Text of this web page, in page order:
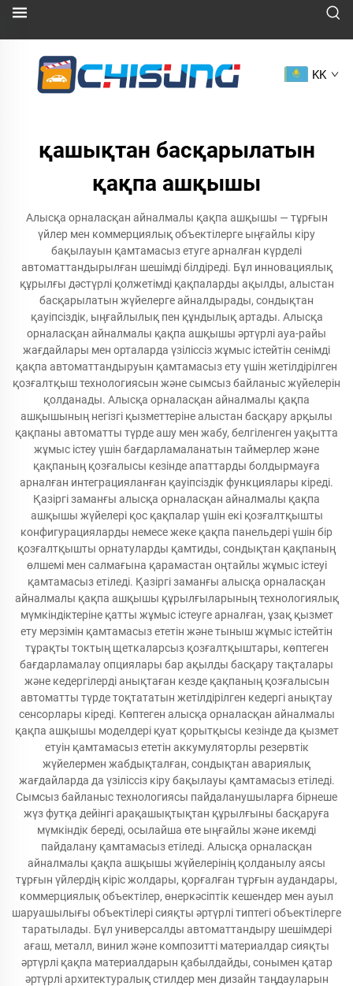
KK
қашықтан басқарылатын
қақпа ашқышы
Алысқа орналасқан айналмалы қақпа ашқышы — тұрғын
үйлер мен коммерциялық объектілерге ыңғайлы кіру
бақылауын қамтамасыз етуге арналған күрделі
автоматтандырылған шешімді білдіреді. Бұл инновациялық
құрылғы дәстүрлі қолжетімді қақпаларды ақылды, алыстан
басқарылатын жүйелерге айналдырады, сондықтан
қауіпсіздік, ыңғайлылық пен құндылық артады. Алысқа
орналасқан айналмалы қақпа ашқышы әртүрлі ауа-райы
жағдайлары мен орталарда үзіліссіз жұмыс істейтін сенімді
қақпа автоматтандыруын қамтамасыз ету үшін жетілдірілген
қозғалтқыш технологиясын және сымсыз байланыс жүйелерін
қолданады. Алысқа орналасқан айналмалы қақпа
ашқышының негізгі қызметтеріне алыстан басқару арқылы
қақпаны автоматты түрде ашу мен жабу, белгіленген уақытта
жұмыс істеу үшін бағдарламаланатын таймерлер және
қақпаның қозғалысы кезінде апаттарды болдырмауға
арналған интеграцияланған қауіпсіздік функциялары кіреді.
Қазіргі заманғы алысқа орналасқан айналмалы қақпа
ашқышы жүйелері қос қақпалар үшін екі қозғалтқышты
конфигурацияларды немесе жеке қақпа панельдері үшін бір
қозғалтқышты орнатуларды қамтиды, сондықтан қақпаның
өлшемі мен салмағына қарамастан оңтайлы жұмыс істеуі
қамтамасыз етіледі. Қазіргі заманғы алысқа орналасқан
айналмалы қақпа ашқышы құрылғыларының технологиялық
мүмкіндіктеріне қатты жұмыс істеуге арналған, ұзақ қызмет
ету мерзімін қамтамасыз ететін және тыныш жұмыс істейтін
тұрақты токтың щеткаларсыз қозғалтқыштары, көптеген
бағдарламалау опциялары бар ақылды басқару тақталары
және кедергілерді анықтаған кезде қақпаның қозғалысын
автоматты түрде тоқтататын жетілдірілген кедергі анықтау
сенсорлары кіреді. Көптеген алысқа орналасқан айналмалы
қақпа ашқышы моделдері қуат қорытқысы кезінде да қызмет
етуін қамтамасыз ететін аккумуляторлы резервтік
жүйелермен жабдықталған, сондықтан авариялық
жағдайларда да үзіліссіз кіру бақылауы қамтамасыз етіледі.
Сымсыз байланыс технологиясы пайдаланушыларға бірнеше
жүз футқа дейінгі арақашықтықтан құрылғыны басқаруға
мүмкіндік береді, осылайша өте ыңғайлы және икемді
пайдалану қамтамасыз етіледі. Алысқа орналасқан
айналмалы қақпа ашқышы жүйелерінің қолданылу аясы
тұрғын үйлердің кіріс жолдары, қорғалған тұрғын аудандары,
коммерциялық объектілер, өнеркәсіптік кешендер мен ауыл
шаруашылығы объектілері сияқты әртүрлі типтегі объектілерге
таратылады. Бұл универсалды автоматтандыру шешімдері
ағаш, металл, винил және композитті материалдар сияқты
әртүрлі қақпа материалдарын қабылдайды, сонымен қатар
әртүрлі архитектуралық стилдер мен дизайн таңдауларын